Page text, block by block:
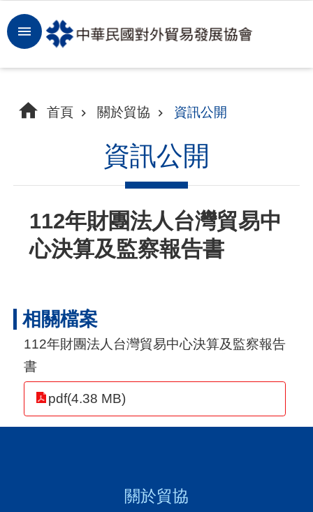
跳到主要內容區塊
登
入
拓
租
用
關
首頁 關於貿協 資訊公開
資訊公開
112年財團法人台灣貿易中
心決算及監察報告書
相關檔案
112年財團法人台灣貿易中心決算及監察報告
書
pdf(4.38 MB)
關於貿協